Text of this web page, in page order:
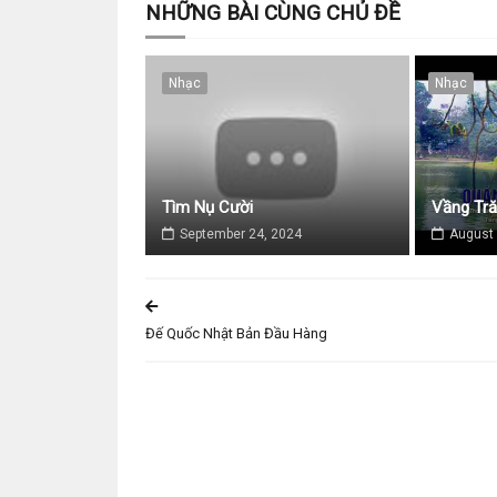
NHỮNG BÀI CÙNG CHỦ ĐỀ
Nhạc
Tìm Nụ Cười
September 24, 2024
Nhạc
Vầng
August
Đế Quốc Nhật Bản Đầu Hàng